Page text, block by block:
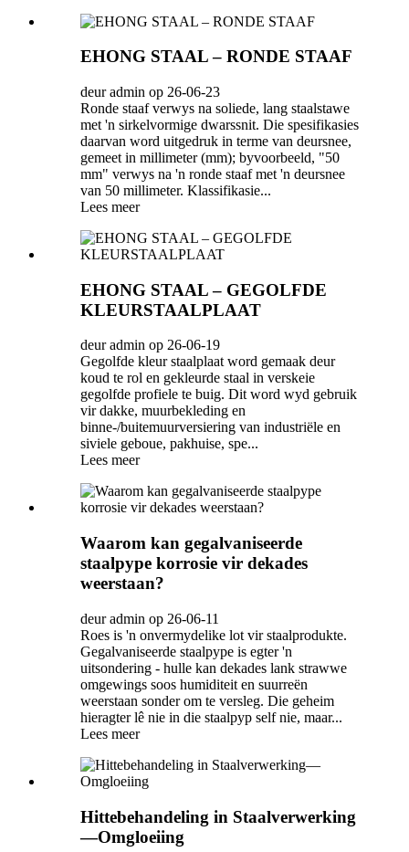
EHONG STAAL – RONDE STAAF
deur admin op 26-06-23
Ronde staaf verwys na soliede, lang staalstawe
met 'n sirkelvormige dwarssnit. Die spesifikasies
daarvan word uitgedruk in terme van deursnee,
gemeet in millimeter (mm); byvoorbeeld, "50
mm" verwys na 'n ronde staaf met 'n deursnee
van 50 millimeter. Klassifikasie...
Lees meer
EHONG STAAL – GEGOLFDE
KLEURSTAALPLAAT
deur admin op 26-06-19
Gegolfde kleur staalplaat word gemaak deur
koud te rol en gekleurde staal in verskeie
gegolfde profiele te buig. Dit word wyd gebruik
vir dakke, muurbekleding en
binne-/buitemuurversiering van industriële en
siviele geboue, pakhuise, spe...
Lees meer
Waarom kan gegalvaniseerde
staalpype korrosie vir dekades
weerstaan?
deur admin op 26-06-11
Roes is 'n onvermydelike lot vir staalprodukte.
Gegalvaniseerde staalpype is egter 'n
uitsondering - hulle kan dekades lank strawwe
omgewings soos humiditeit en suurreën
weerstaan ​​sonder om te versleg. Die geheim
hieragter lê nie in die staalpyp self nie, maar...
Lees meer
Hittebehandeling in Staalverwerking
—Omgloeiing